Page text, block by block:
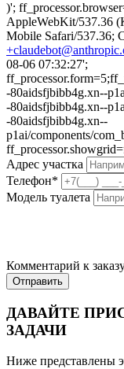
)';
AppleWebKit/537.36
Mobile Safari/537.36;
08-06 07:32:27';
-80aidsfjbibb4g.xn--
-80aidsfjbibb4g.xn--
-80aidsfjbibb4g.xn--
p1ai/components/
Адрес участка
Телефон*
Модель туалета
Комментарий к
Отправить
ДАВАЙТЕ
ЗАДАЧИ
Ниже представлены